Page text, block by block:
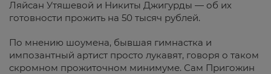
Ляйсан Утяшевой и Никиты Джигурды — об их
готовности прожить на 50 тысяч рублей.
По мнению шоумена, бывшая гимнастка и
импозантный артист просто лукавят, говоря о таком
скромном прожиточном минимуме. Сам Пригожин